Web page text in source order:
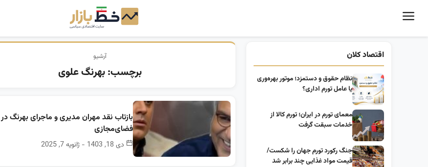
اقتصاد کلان
نظام حقوق و دستمزد؛ موتور بهره‌وری
یا عامل تورم اداری؟
معمای تورم در ایران؛ تورم کالا از
خدمات سبقت گرفت
جنگ رکورد تورم جهان را شکست/
قیمت مواد غذایی چند برابر شد
آرشیو
برچسب:بهرنگ علوی
بازتاب نقد مهران مدیری و ماجرای بهرنگ در
فضای‌مجازی
دی 18, 1403 - ژانویه 7, 2025